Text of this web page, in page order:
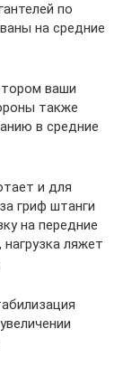
по
на средние
ваши
также
в средние
и для
гриф штанги
на передние
ляжет